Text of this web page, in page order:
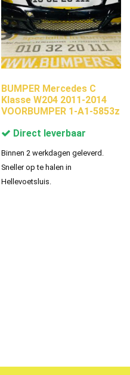
BUMPER Mercedes C
Klasse W204 2011-2014
VOORBUMPER 1-A1-5853z
Direct leverbaar
Binnen 2 werkdagen geleverd.
Sneller op te halen in
Hellevoetsluis.